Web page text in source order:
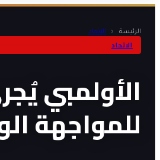
الرئيسة ‹ الاتحاد
الاتحاد
الأولمبي
للمواجهة